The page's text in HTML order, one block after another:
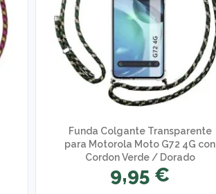
Funda Colgante Transparente
para Motorola Moto G72 4G con
Cordon Verde / Dorado
9,95 €